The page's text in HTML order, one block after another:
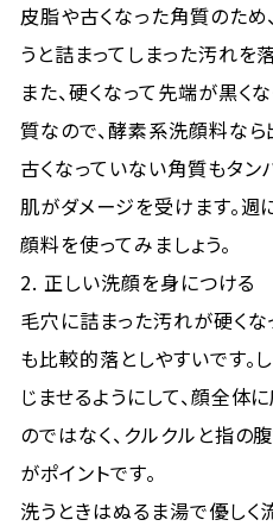
皮脂や古くなった角質のた
うと詰まってしまった汚れを
また、硬くなって先端が黒く
質なので、酵素系洗顔料なら
古くなっていない角質もタン
肌がダメージを受けます。週
顔料を使ってみましょう。
2. 正しい洗顔を身につける
毛穴に詰まった汚れが硬くな
も比較的落としやすいです。
じませるようにして、顔全体
のではなく、クルクルと指の
がポイントです。
洗うときはぬるま湯で優しく